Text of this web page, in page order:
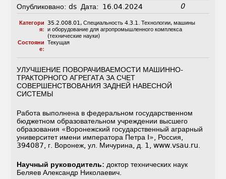
Опубликовано: ds Дата: 16.04.2024 0
Категори
я:
35.2.008.01, Специальность 4.3.1. Технологии, машины
и оборудование для агропромышленного комплекса
(технические науки)
Состояни
е:
Текущая
УЛУЧШЕНИЕ ПОВОРАЧИВАЕМОСТИ МАШИННО-
ТРАКТОРНОГО АГРЕГАТА ЗА СЧЕТ
СОВЕРШЕНСТВОВАНИЯ ЗАДНЕЙ НАВЕСНОЙ
СИСТЕМЫ
Работа выполнена в федеральном государственном
бюджетном образовательном учреждении высшего
образования «Воронежский государственный аграрный
университет имени императора Петра I», Россия,
394087, г. Воронеж, ул. Мичурина, д. 1, www.vsau.ru.
Научный руководитель: доктор технических наук
Беляев Александр Николаевич.